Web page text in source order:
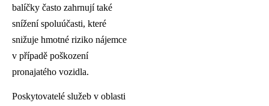
balíčky často zahrnují také
snížení spoluúčasti, které
snižuje hmotné riziko nájemce
v případě poškození
pronajatého vozidla.
Poskytovatelé služeb v oblasti